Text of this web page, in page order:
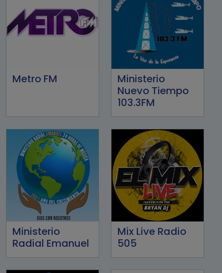
Metro FM
Ministerio
Nuevo Tiempo
103.3FM
Ministerio
Radial Emanuel
Mix Live Radio
505